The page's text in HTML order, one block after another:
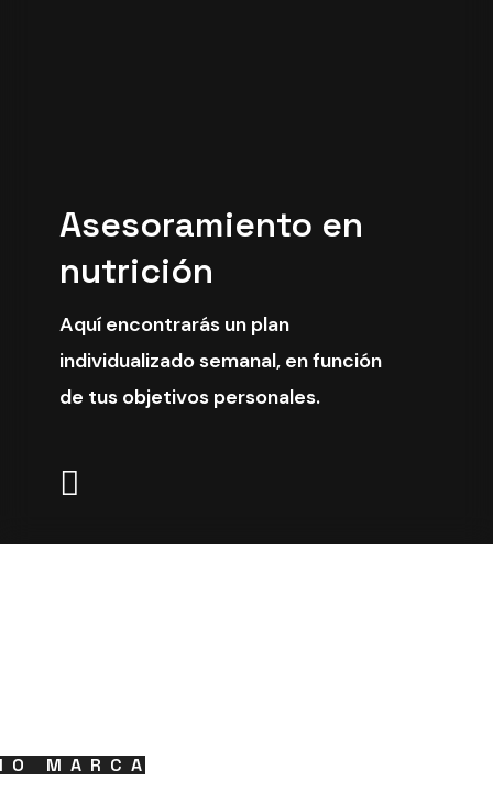
Asesoramiento en
nutrición
Aquí encontrarás un plan
individualizado semanal, en función
de tus objetivos personales.
MARCA